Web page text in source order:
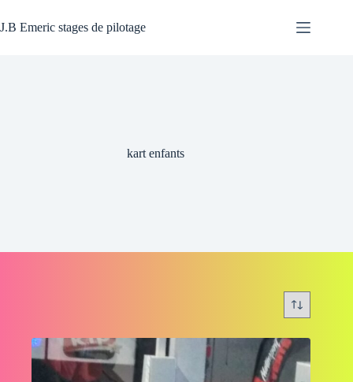
au
contenu
J.B Emeric stages de pilotage
kart enfants